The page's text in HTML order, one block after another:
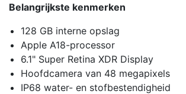
Belangrijkste kenmerken
128 GB interne opslag
Apple A18-processor
6.1" Super Retina XDR Display
Hoofdcamera van 48 megapixels
IP68 water- en stofbestendigheid